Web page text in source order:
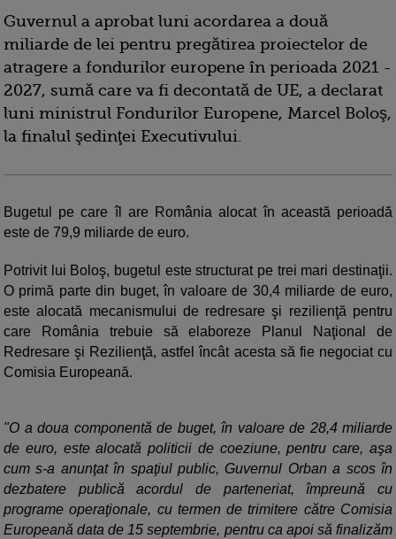
Guvernul a aprobat luni acordarea a două
miliarde de lei pentru pregătirea proiectelor de
atragere a fondurilor europene în perioada 2021 -
2027, sumă care va fi decontată de UE, a declarat
luni ministrul Fondurilor Europene, Marcel Boloş,
la finalul şedinţei Executivului.
Bugetul pe care îl are România alocat în această perioadă
este de 79,9 miliarde de euro.
Potrivit lui Boloş, bugetul este structurat pe trei mari destinaţii.
O primă parte din buget, în valoare de 30,4 miliarde de euro,
este alocată mecanismului de redresare şi rezilienţă pentru
care România trebuie să elaboreze Planul Naţional de
Redresare şi Rezilienţă, astfel încât acesta să fie negociat cu
Comisia Europeană.
"O a doua componentă de buget, în valoare de 28,4 miliarde
de euro, este alocată politicii de coeziune, pentru care, aşa
cum s-a anunţat în spaţiul public, Guvernul Orban a scos în
dezbatere publică acordul de parteneriat, împreună cu
programe operaţionale, cu termen de trimitere către Comisia
Europeană data de 15 septembrie, pentru ca apoi să finalizăm